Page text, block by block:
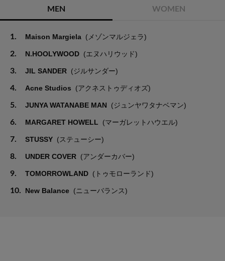
MEN WOMEN
1. Maison Margiela (メゾンマルジェラ)
2. N.HOOLYWOOD (エヌハリウッド)
3. JIL SANDER (ジルサンダー)
4. Acne Studios (アクネストゥディオズ)
5. JUNYA WATANABE MAN (ジュンヤワタナベマン)
6. MARGARET HOWELL (マーガレットハウエル)
7. STUSSY (ステューシー)
8. UNDER COVER (アンダーカバー)
9. TOMORROWLAND (トゥモローランド)
10. New Balance (ニューバランス)